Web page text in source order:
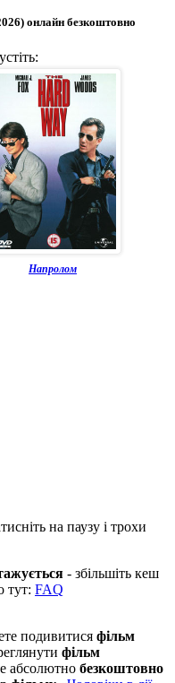
онлайн безкоштовно
Напролом
на паузу і трохи
- збільшіть кеш
тут: FAQ
подивитися фільм
фільм
абсолютно безкоштовно